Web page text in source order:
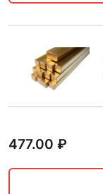
477.00 ₽